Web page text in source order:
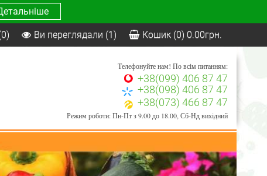
Ви переглядали (1) Кошик (0) 0.00грн.
Телефонуйте нам! По всім питанням:
+38(099) 406 87 47
+38(098) 406 87 47
+38(073) 466 87 47
Режим роботи: Пн-Пт з 9.00 до 18.00, Сб-Нд вихідний